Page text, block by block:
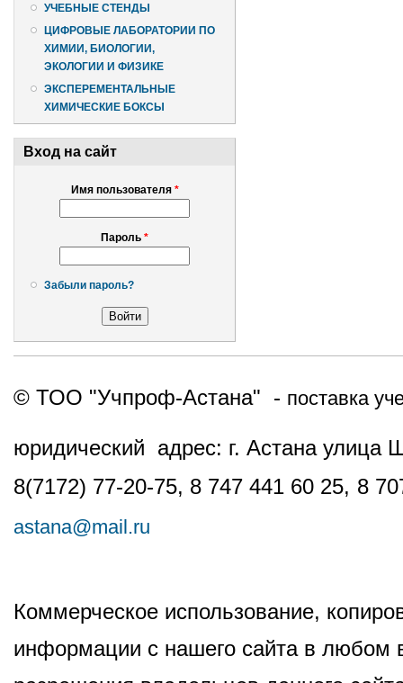
УЧЕБНЫЕ СТЕНДЫ
ЦИФРОВЫЕ ЛАБОРАТОРИИ ПО
ХИМИИ, БИОЛОГИИ,
ЭКОЛОГИИ И ФИЗИКЕ
ЭКСПЕРЕМЕНТАЛЬНЫЕ
ХИМИЧЕСКИЕ БОКСЫ
Вход на сайт
Имя пользователя *
Пароль *
Забыли пароль?
© ТОО "Учпроф-Астана" - поставка
юридический адрес: г. Астана
8(7172) 77-20-75, 8 747 441 60 25, 8
astana@mail.ru
Коммерческое использование,
информации с нашего сайта в любом